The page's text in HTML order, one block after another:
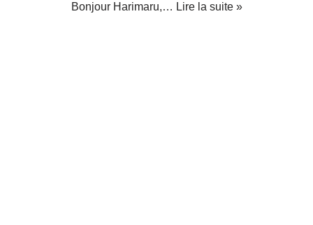
Bonjour Harimaru,… Lire la suite »